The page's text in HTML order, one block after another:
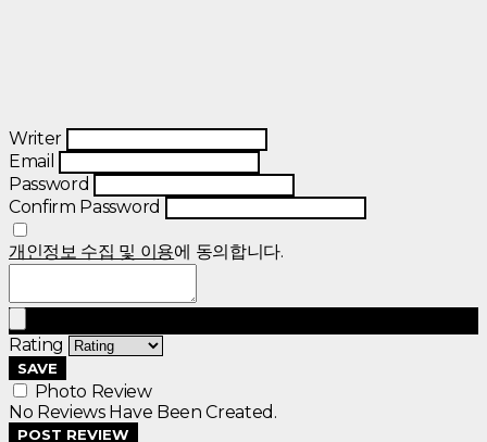
Writer
Email
Password
Confirm Password
개인정보 수집 및 이용에 동의합니다.
Rating
SAVE
Photo Review
No Reviews Have Been Created.
POST REVIEW